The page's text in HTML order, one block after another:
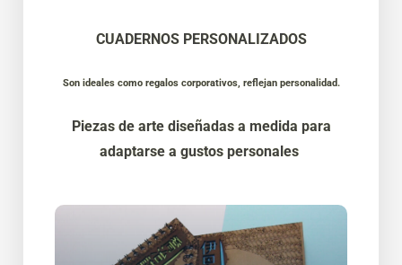
CUADERNOS PERSONALIZADOS
Son ideales como regalos corporativos, reflejan personalidad.
Piezas de arte diseñadas a medida para
adaptarse a gustos personales